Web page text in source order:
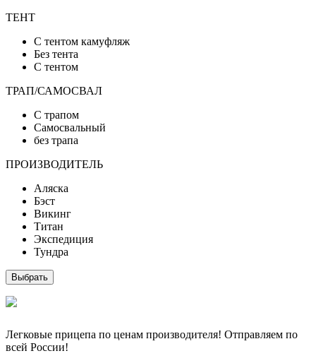
ТЕНТ
C тентом камуфляж
Без тента
С тентом
ТРАП/САМОСВАЛ
C трапом
Cамосвальный
без трапа
ПРОИЗВОДИТЕЛЬ
Аляска
Бэст
Викинг
Титан
Экспедиция
Тундра
Выбрать
Легковые прицепа по ценам производителя! Отправляем по
всей России!